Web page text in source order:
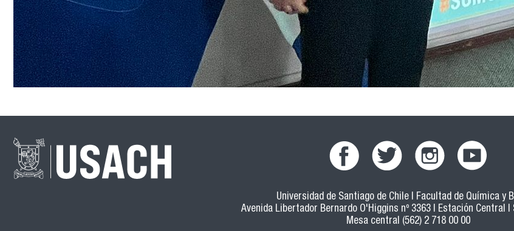
Universidad de Santiago de Chile | Facultad de Química y
Avenida Libertador Bernardo O'Higgins nº 3363 | Estación Central |
Mesa central (562) 2 718 00 00